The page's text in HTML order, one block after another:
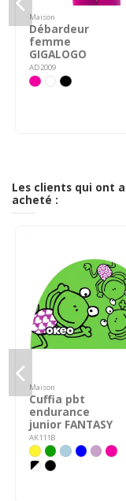
Maison
Débardeur
femme
GIGALOGO
AD2009
Les clients qui ont
acheté :
Maison
Cuffia pbt
endurance
junior FANTASY
AK111B